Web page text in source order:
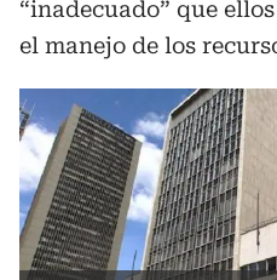
“inadecuado” que
el manejo de los